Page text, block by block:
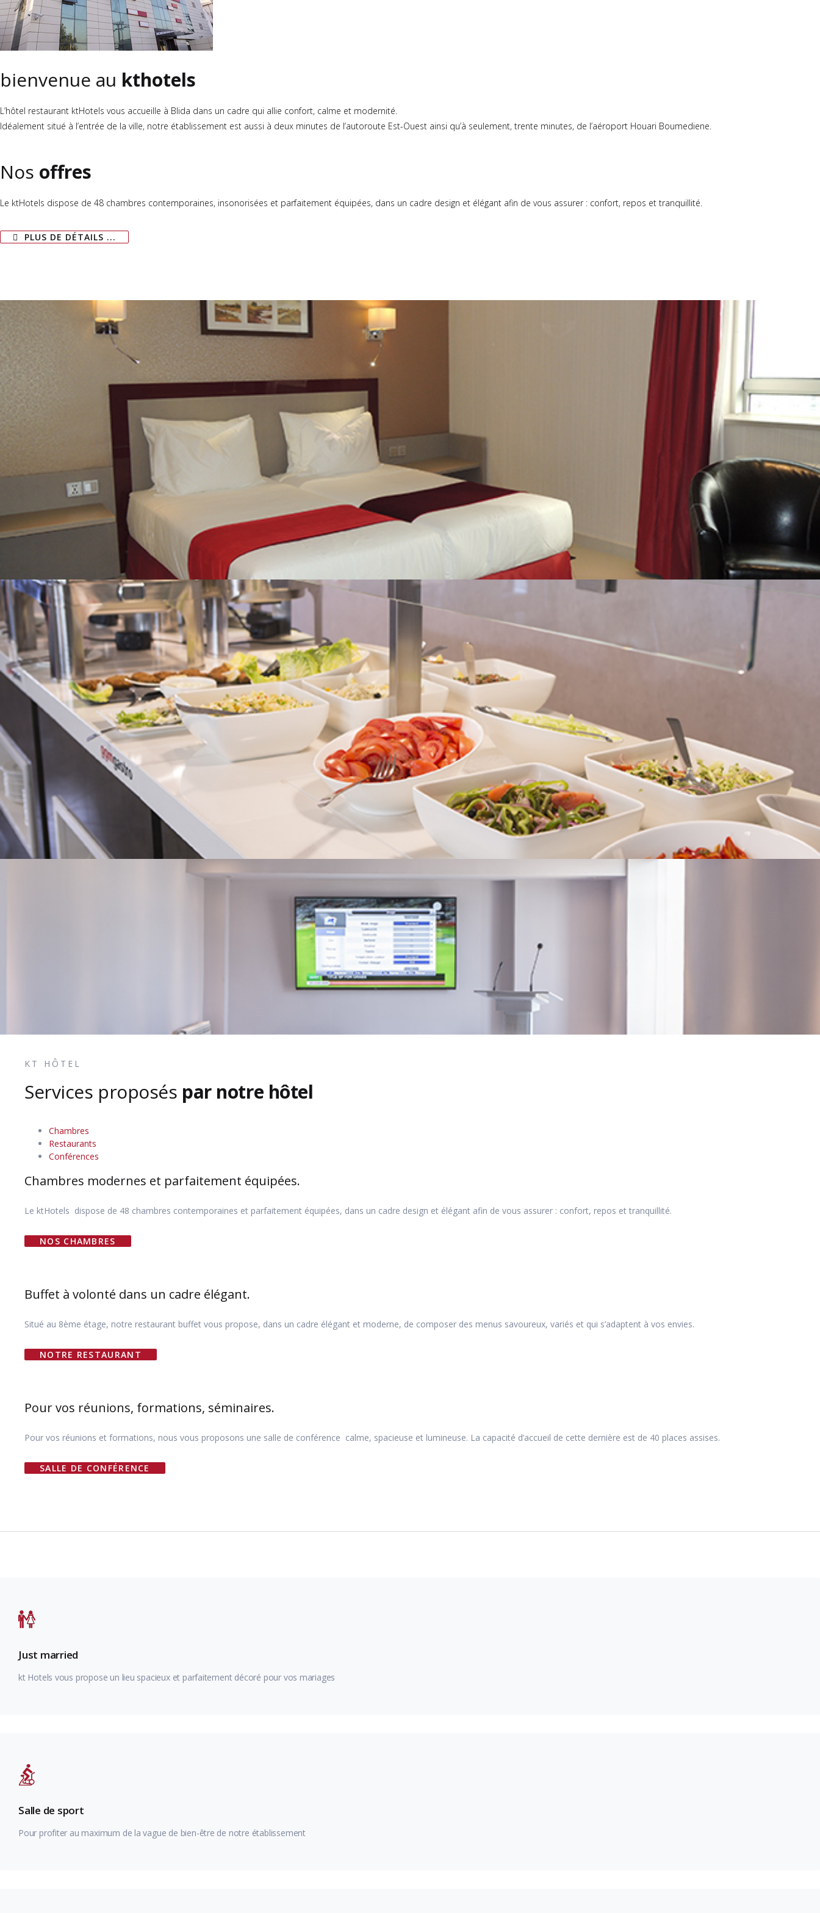
bienvenue au kthotels
L’hôtel restaurant ktHotels vous accueille à Blida dans un cadre qui allie confort, calme et modernité.
Idéalement situé à l’entrée de la ville, notre établissement est aussi à deux minutes de l’autoroute Est-Ouest ainsi qu’à seulement, trente minutes, de l’aéroport Houari Boumediene.
Nos offres
Le ktHotels dispose de 48 chambres contemporaines, insonorisées et parfaitement équipées, dans un cadre design et élégant afin de vous assurer : confort, repos et tranquillité.
PLUS DE DÉTAILS ...
KT HÔTEL
Services proposés par notre hôtel
Chambres
Restaurants
Conférences
Chambres modernes et parfaitement équipées.
Le ktHotels dispose de 48 chambres contemporaines et parfaitement équipées, dans un cadre design et élégant afin de vous assurer : confort, repos et tranquillité.
NOS CHAMBRES
Buffet à volonté dans un cadre élégant.
Situé au 8ème étage, notre restaurant buffet vous propose, dans un cadre élégant et moderne, de composer des menus savoureux, variés et qui s’adaptent à vos envies.
NOTRE RESTAURANT
Pour vos réunions, formations, séminaires.
Pour vos réunions et formations, nous vous proposons une salle de conférence calme, spacieuse et lumineuse. La capacité d’accueil de cette dernière est de 40 places assises.
SALLE DE CONFÉRENCE
Just married
kt Hotels vous propose un lieu spacieux et parfaitement décoré pour vos mariages
Salle de sport
Pour profiter au maximum de la vague de bien-être de notre établissement